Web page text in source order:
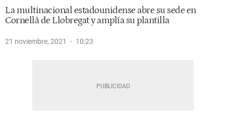
La multinacional estadounidense abre su sede en
Cornellà de Llobregat y amplía su plantilla
21 noviembre, 2021 10:23